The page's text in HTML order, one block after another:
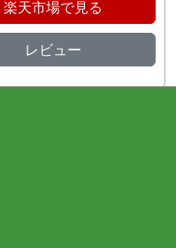
楽天市場で見る
レビュー
て頂いて構いません。
です。